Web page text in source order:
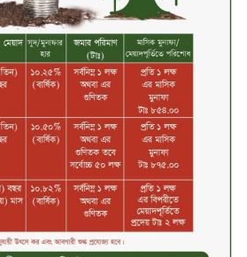
পরিবারের কাছে কিশোরের কান্নাজড়িত
কণ্ঠ শোনিয়ে ১২ লাখ টাকা মুক্তিপণ
দাবি, টাকা না পেয়ে শ্বাসরোধে হত্যা—
আলোচিত রাফিজ হত্যা মামলার অন্যতম
আসামি গাজীপুর থেকে গ্রেফতার
নড়াইলে বিএনপির ৬ নেতার
বহিষ্কারাদেশ প্রত্যাহার